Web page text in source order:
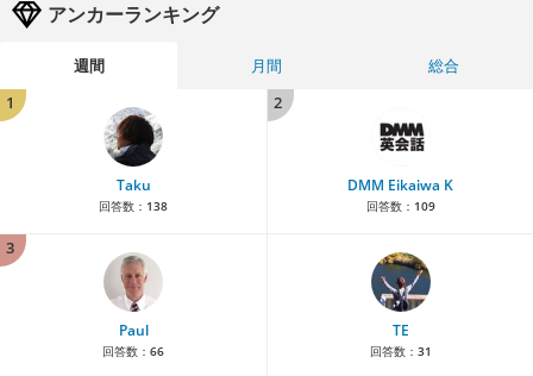
アンカーランキング
週間 月間
総合
1
Taku
回答数： 138
2
DMM Eikaiwa K
回答数： 109
3
Paul
回答数： 66
TE
回答数： 31